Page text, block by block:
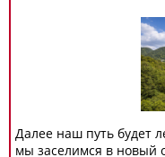
Далее наш путь будет
мы заселимся в новый